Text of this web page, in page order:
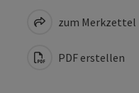
zum Merkzettel
PDF erstellen